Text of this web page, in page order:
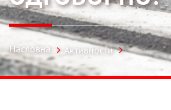
Насловна Активности